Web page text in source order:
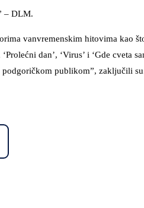
– DLM.
vanvremenskim hitovima kao
dan’, ‘Virus’ i ‘Gde cveta
podgoričkom publikom”, zaključili